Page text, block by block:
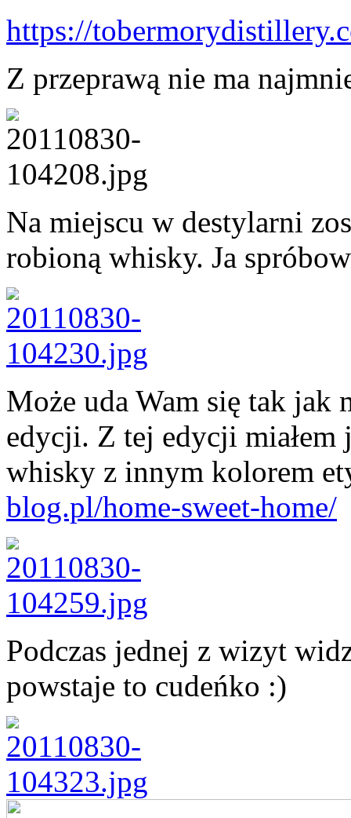
https://
Z przeprawą nie ma
Na miejscu w destylarni
robioną whisky. Ja
Może uda Wam się tak jak
edycji. Z tej edycji miałem
whisky z innym kolorem
blog.pl/home-sweet-home/
Podczas jednej z wizyt
powstaje to cudeńko :)